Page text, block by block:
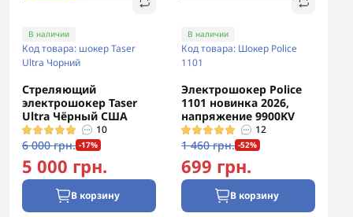
В наличии
Код товара: шокер Taser
Ultra Чорний
Стреляющий
электрошокер Taser
Ultra Чёрный США
10
6 000 грн. -17%
5 000 грн.
В корзину
В наличии
Код товара: Шокер Police
1101
Электрошокер Police
1101 новинка 2026,
напряжение 9900KV
12
1 460 грн. -52%
699 грн.
В корзину